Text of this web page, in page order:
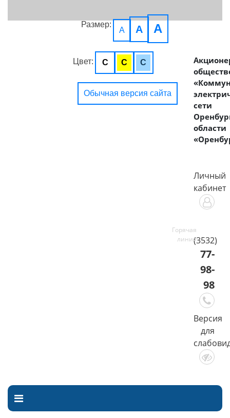
Размер:
A A A
Цвет: C C C
Обычная версия сайта
сети
области
Личный
кабинет
(3532)
77-
98-
98
Версия
для